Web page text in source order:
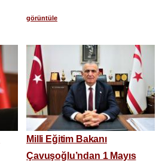
görüntüle
Milli Eğitim Bakanı
Çavuşoğlu’ndan 1 Mayıs